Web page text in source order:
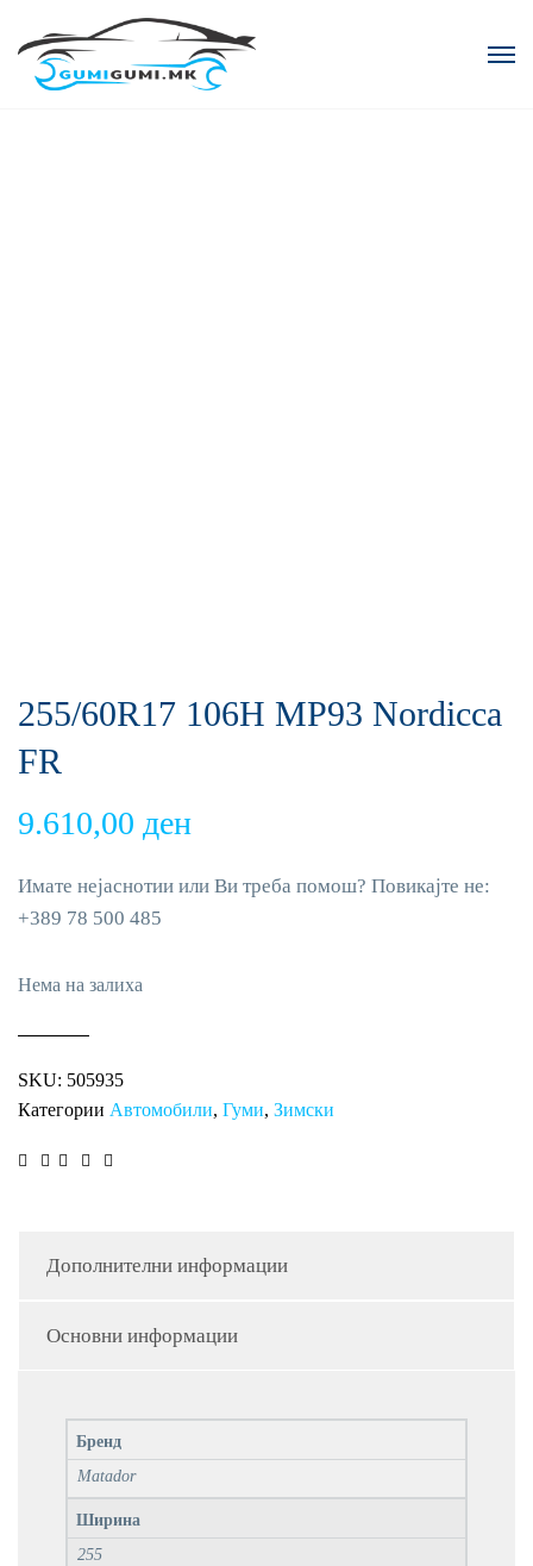
255/60R17 106H MP93 Nordicca
FR
9.610,00 ден
Имате нејаснотии или Ви треба помош? Повикајте не:
+389 78 500 485
Нема на залиха
SKU: 505935
Категории Автомобили, Гуми, Зимски
Дополнителни информации
Основни информации
Бренд
Matador
Ширина
255